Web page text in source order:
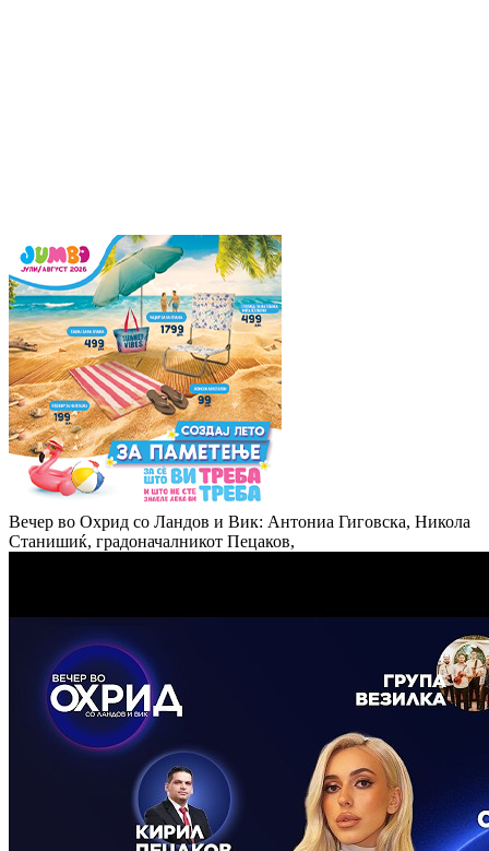
Вечер во Охрид со Ландов и Вик: Антониа Гиговска, Никола
Станишиќ, градоначалникот Пецаков,